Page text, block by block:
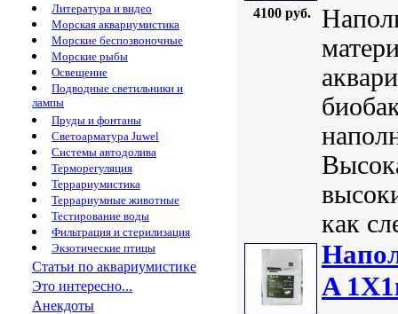
Литература и видео
Морская аквариумистика
Морские беспозвоночные
Морские рыбы
Освещение
Подводные светильники и
лампы
Пруды и фонтаны
Светоарматура Juwel
Системы автодолива
Терморегуляция
Террариумистика
Террариумные животные
Тестирование воды
Фильтрация и стерилизация
Экзотические птицы
Статьи по аквариумистике
Это интересно...
Анекдоты
4100 руб.
как
A